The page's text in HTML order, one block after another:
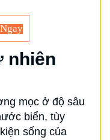
nhiên
mọc ở độ sâu
biển, tùy
sống của